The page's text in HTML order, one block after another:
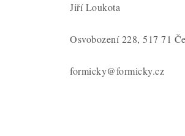
Jiří Loukota
Osvobození 228, 517 71
formicky@formicky.cz